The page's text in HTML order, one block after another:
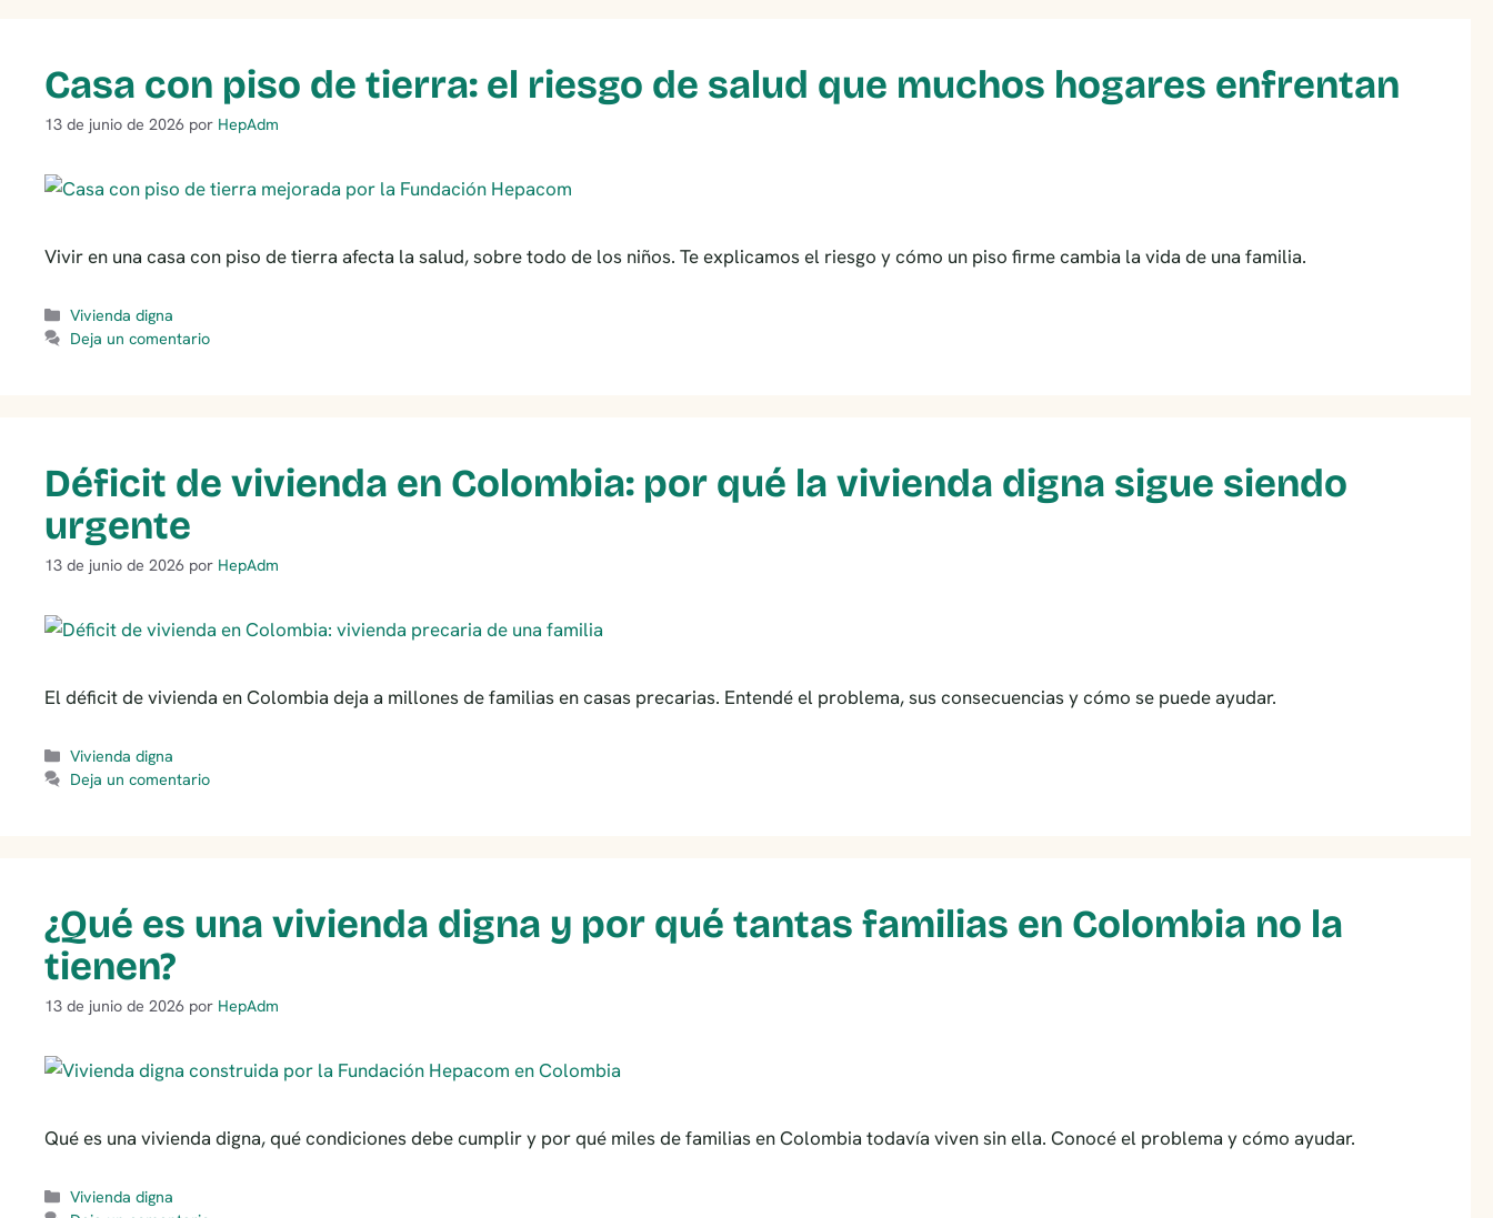
Casa con piso de tierra: el riesgo de salud que muchos hogares enfrentan
13 de junio de 2026 por HepAdm
Vivir en una casa con piso de tierra afecta la salud, sobre todo de los niños. Te explicamos el riesgo y cómo un piso firme cambia la vida de una familia.
Categorías
Vivienda digna
Deja un comentario
Déficit de vivienda en Colombia: por qué la vivienda digna sigue siendo
urgente
13 de junio de 2026 por HepAdm
El déficit de vivienda en Colombia deja a millones de familias en casas precarias. Entendé el problema, sus consecuencias y cómo se puede ayudar.
Categorías
Vivienda digna
Deja un comentario
¿Qué es una vivienda digna y por qué tantas familias en Colombia no la
tienen?
13 de junio de 2026 por HepAdm
Qué es una vivienda digna, qué condiciones debe cumplir y por qué miles de familias en Colombia todavía viven sin ella. Conocé el problema y cómo ayudar.
Categorías
Vivienda digna